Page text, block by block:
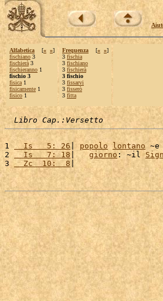
Alfabetica [« »]
fischiano 3
fischierà 3
fischieranno 1
fischio 3
fisica 1
fisicamente 1
fisico 1
Frequenza [« »]
3 fischia
3 fischiano
3 fischierà
3 fischio
3 fissarvi
3 fisserò
3 fitta
Libro Cap.:Versetto
1
  Is   5: 26
| popolo lontano ~e
2
  Is   7: 18
| giorno : ~il
3
  Zc  10:  8
|